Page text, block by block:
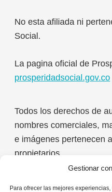
Gestionar
Para ofrecer las mejores
No esta afiliada ni
Social.
La pagina oficial de
prosperidadsocial.gov.co
Todos los derechos de
nombres comerciales,
e imágenes pertenecen
propietarios.